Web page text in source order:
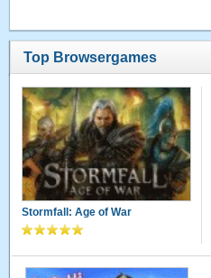
Top Browsergames
Stormfall: Age of War